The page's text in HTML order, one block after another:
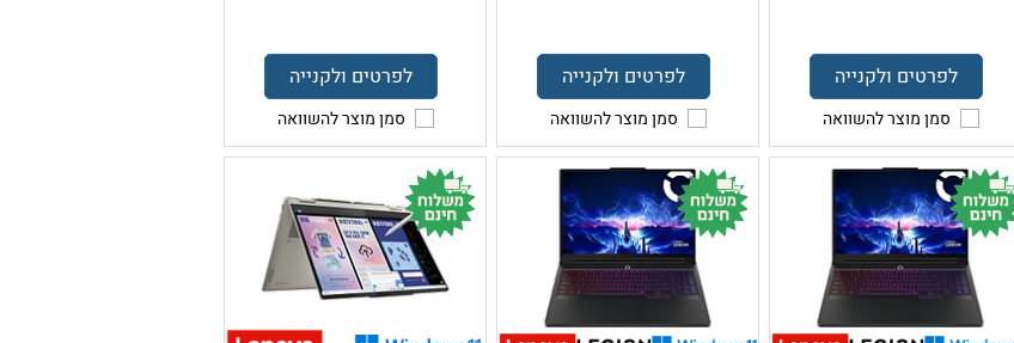
לפרטים ולקנייה
סמן מוצר להשוואה
לפרטים ולקנייה
סמן מוצר להשוואה
לפרטים ולקנייה
סמן מוצר להשוואה